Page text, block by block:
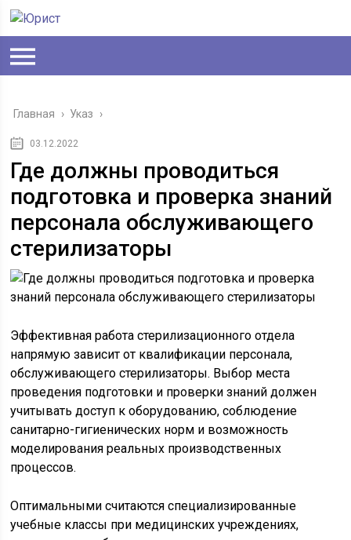
Главная › Указ ›
03.12.2022
Где должны проводиться
подготовка и проверка знаний
персонала обслуживающего
стерилизаторы
Эффективная работа стерилизационного отдела
напрямую зависит от квалификации персонала,
обслуживающего стерилизаторы. Выбор места
проведения подготовки и проверки знаний должен
учитывать доступ к оборудованию, соблюдение
санитарно-гигиенических норм и возможность
моделирования реальных производственных
процессов.
Оптимальными считаются специализированные
учебные классы при медицинских учреждениях,